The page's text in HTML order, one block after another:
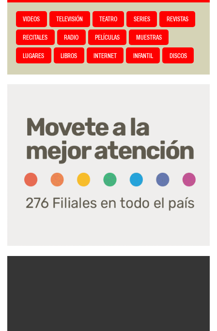
VIDEOS TELEVISIÓN TEATRO SERIES REVISTAS
RECITALES RADIO PELÍCULAS MUESTRAS
LUGARES LIBROS INTERNET INFANTIL DISCOS